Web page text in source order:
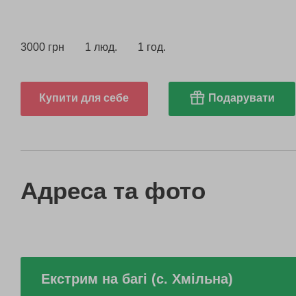
3000 грн 1 люд. 1 год.
Купити для себе Подарувати
Адреса та фото
Екстрим на багі (с. Хмільна)